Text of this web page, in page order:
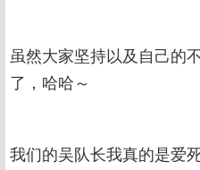
虽然大家坚持以及自己的
了，哈哈～
我们的吴队长我真的是爱